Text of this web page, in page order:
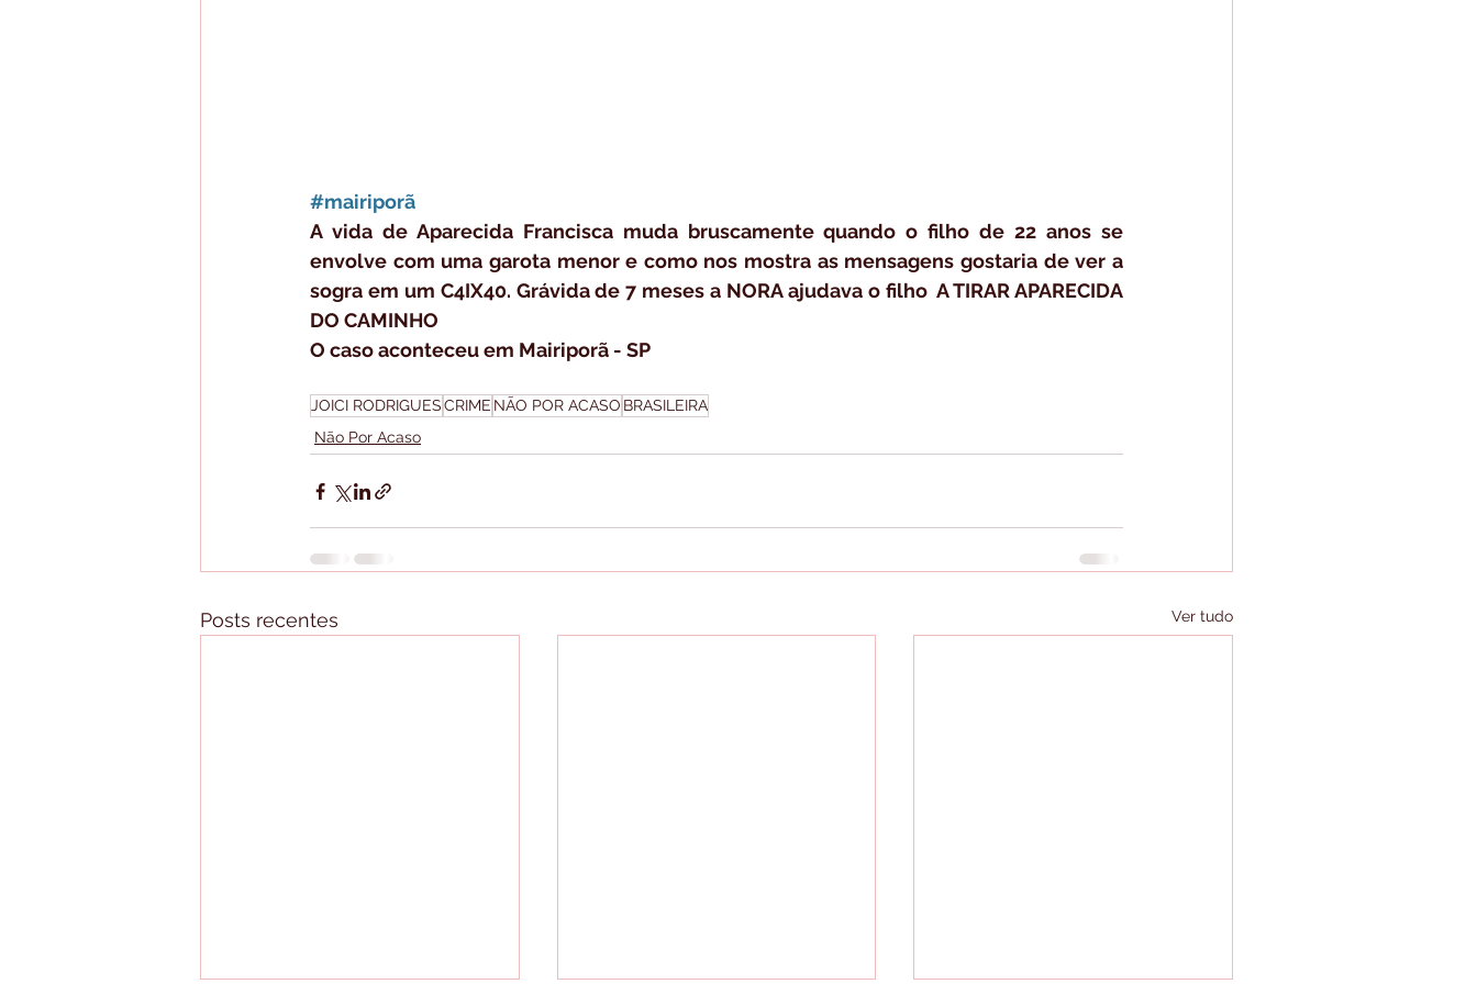
#mairiporã
A vida de Aparecida Francisca muda bruscamente quando o filho de 22 anos se
envolve com uma garota menor e como nos mostra as mensagens gostaria de ver a
sogra em um C4IX40. Grávida de 7 meses a NORA ajudava o filho  A TIRAR APARECIDA
DO CAMINHO
O caso aconteceu em Mairiporã - SP
JOICI RODRIGUESCRIME NÃO POR ACASO BRASILEIRA
Não Por Acaso
Posts recentes Ver tudo